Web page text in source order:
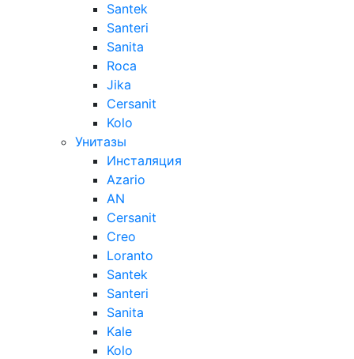
Santek
Santeri
Sanita
Roca
Jika
Cersanit
Kolo
Унитазы
Инсталяция
Azario
AN
Cersanit
Creo
Loranto
Santek
Santeri
Sanita
Kale
Kolo